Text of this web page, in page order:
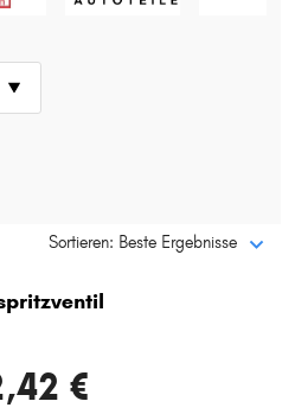
Sortieren: Beste Ergebnisse
€